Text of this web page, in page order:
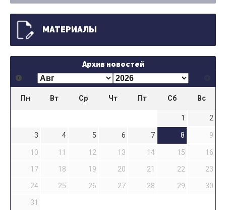
МАТЕРИАЛЫ
Архив новостей
Пн Вт Ср Чт Пт Сб Вс
1
2
3
4 5 6 7 8
9
10
11 12 13 14 15
16
17
18 19 20 21 22
23
24
25 26 27 28 29
30
31